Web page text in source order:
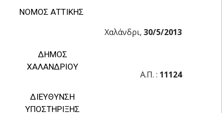
ΝΟΜΟΣ ΑΤΤΙΚΗΣ
Χαλάνδρι, 30/5/2013
ΔΗΜΟΣ
ΧΑΛΑΝΔΡΙΟΥ
Α.Π. : 11124
ΔΙΕΥΘΥΝΣΗ
ΥΠΟΣΤΗΡΙΞΗΣ